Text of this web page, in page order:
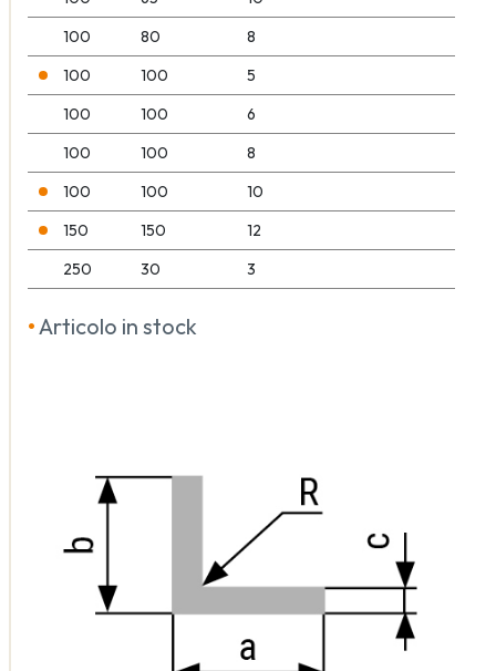
100
80
8
100
100
5
100
100
6
100
100
8
100
100
10
150
150
12
250
30 3
• Articolo in stock